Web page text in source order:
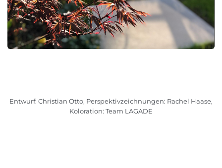
Entwurf: Christian Otto, Perspektivzeichnungen: Rachel Haase,
Koloration: Team LAGADE